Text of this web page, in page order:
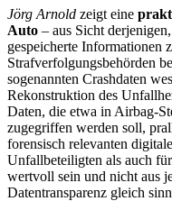
Jörg Arnold zeigt eine
Auto – aus Sicht
gespeicherte Informationen
Strafverfolgungsbehörden
sogenannten Crashdaten
Rekonstruktion des
Daten, die etwa in Airbag-
zugegriffen werden soll,
forensisch relevanten
Unfallbeteiligten als auch
wertvoll sein und nicht aus
Datentransparenz gleich